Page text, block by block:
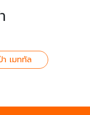
เมททัล